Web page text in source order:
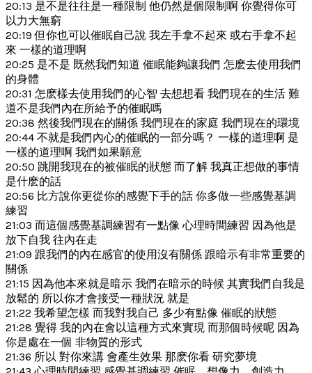
20:13 是不是往往是一種限制 他仍然是個限制啊 你覺得你可
以力大無窮
20:19 但你也可以催眠自己說 我左手拿不起來 或右手拿不起
來 一樣的道理啊
20:25 是不是 既然我們知道 催眠能夠讓我們 怎麽去使用我們
的身體
20:31 怎麽樣去使用我們的心智 去想想看 我們現在的生活 難
道不是我們內在所給予的催眠嗎
20:38 然後我們現在的關係 我們現在的家庭 我們現在的環境
20:44 不就是我們內心的催眠的一部分嗎？ 一樣的道理啊 是
一樣的道理啊 我們如果願意
20:50 跳開我現在的被催眠的狀態 而了解 我真正想做的事情
是什麽的話
20:56 比方說你更從你的感覺下手的話 你多做一些感覺基調
練習
21:03 而這個感覺基調練習有一點像 心理時間練習 因為他是
放下自我 往內在走
21:09 跟我們的內在感官的使用沒有關係 跟暗示有非常重要的
關係
21:15 因為他本來就是暗示 我們在暗示的時候 其實我們自我是
放鬆的 所以你才會接受一種狀況 就是
21:22 我希望怎樣 而我對我自己 多少有點像 催眠的狀態
21:28 覺得 我的內在會以這種方式來實現 而那個時候呢 因為
你是處在一個 非物質的形式
21:36 所以 對你來講 會產生效果 那麽你看 研究夢境